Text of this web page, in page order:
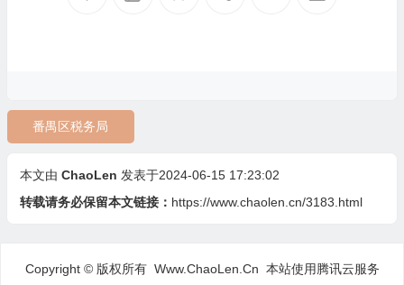
番禺区税务局
本文由 ChaoLen 发表于2024-06-15 17:23:02
转载请务必保留本文链接： https://www.chaolen.cn/3183.html
Copyright © 版权所有 Www.ChaoLen.Cn 本站使用腾讯云服务